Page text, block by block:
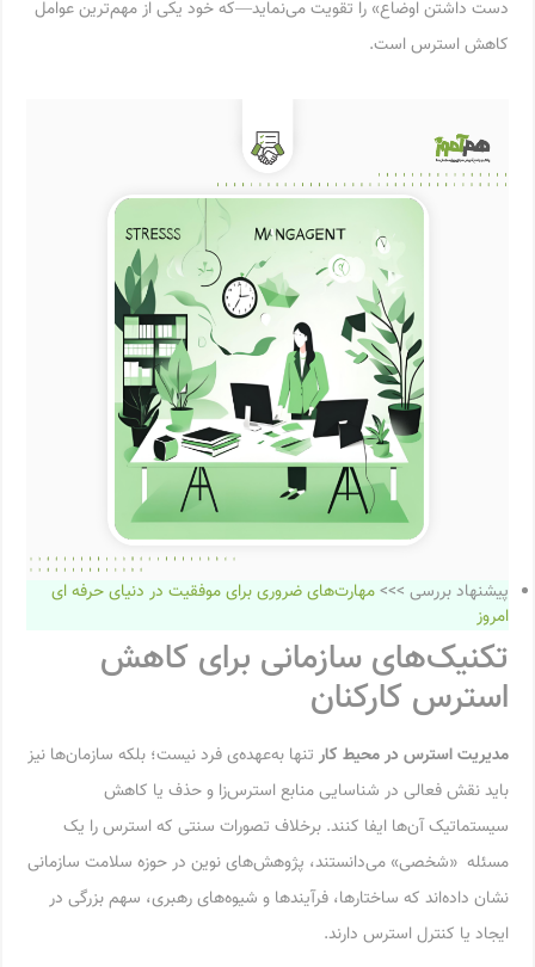
دست داشتن اوضاع» را تقویت می‌نماید—که خود یکی از مهم‌ترین عوامل
کاهش استرس است.
پیشنهاد بررسی >>>مهارت‌های ضروری برای موفقیت در دنیای حرفه ای‌
امروز
تکنیک‌های سازمانی برای کاهش
استرس کارکنان
مدیریت استرس در محیط کارتنها به‌عهده‌ی فرد نیست؛ بلکه سازمان‌ها نیز
باید نقش فعالی در شناسایی منابع استرس‌زا و حذف یا کاهش
سیستماتیک آن‌ها ایفا کنند. برخلاف تصورات سنتی که استرس را یک
مسئله «شخصی» می‌دانستند، پژوهش‌های نوین در حوزه سلامت سازمانی
نشان داده‌اند که ساختارها، فرآیندها و شیوه‌های رهبری، سهم بزرگی در
ایجاد یا کنترل استرس دارند.